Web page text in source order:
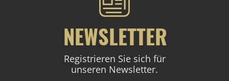
NEWSLETTER
Registrieren Sie sich für
unseren Newsletter.